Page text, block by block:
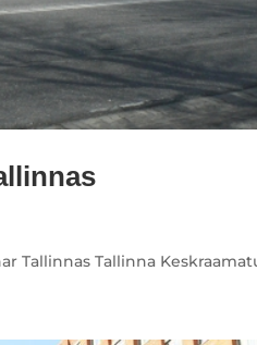
Tallinnas Tallinna